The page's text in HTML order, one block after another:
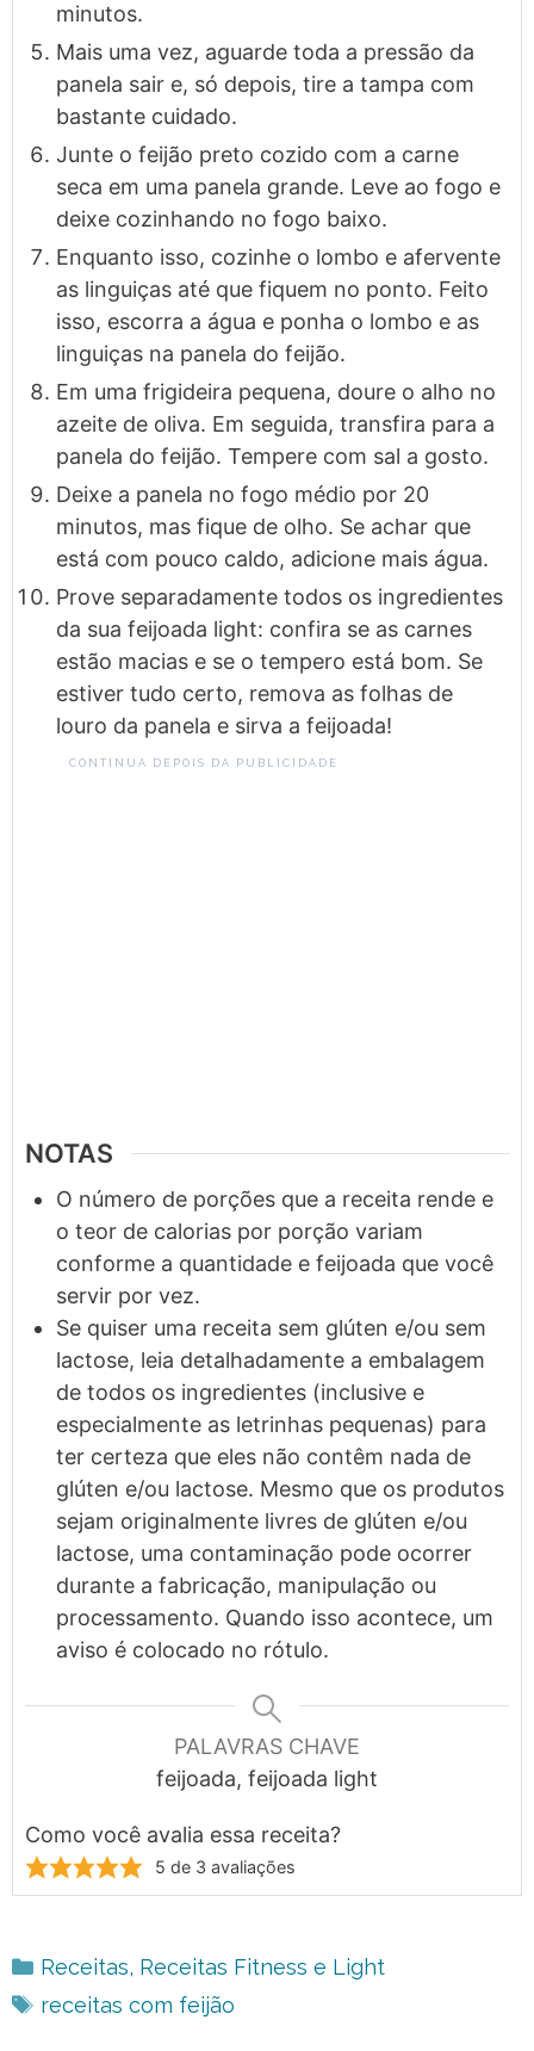
minutos.
Mais uma vez, aguarde toda a pressão da
panela sair e, só depois, tire a tampa com
bastante cuidado.
Junte o feijão preto cozido com a carne
seca em uma panela grande. Leve ao fogo e
deixe cozinhando no fogo baixo.
Enquanto isso, cozinhe o lombo e afervente
as linguiças até que fiquem no ponto. Feito
isso, escorra a água e ponha o lombo e as
linguiças na panela do feijão.
Em uma frigideira pequena, doure o alho no
azeite de oliva. Em seguida, transfira para a
panela do feijão. Tempere com sal a gosto.
Deixe a panela no fogo médio por 20
minutos, mas fique de olho. Se achar que
está com pouco caldo, adicione mais água.
Prove separadamente todos os ingredientes
da sua feijoada light: confira se as carnes
estão macias e se o tempero está bom. Se
estiver tudo certo, remova as folhas de
louro da panela e sirva a feijoada!
CONTINUA DEPOIS DA PUBLICIDADE
NOTAS
O número de porções que a receita rende e
o teor de calorias por porção variam
conforme a quantidade e feijoada que você
servir por vez.
Se quiser uma receita sem glúten e/ou sem
lactose, leia detalhadamente a embalagem
de todos os ingredientes (inclusive e
especialmente as letrinhas pequenas) para
ter certeza que eles não contêm nada de
glúten e/ou lactose. Mesmo que os produtos
sejam originalmente livres de glúten e/ou
lactose, uma contaminação pode ocorrer
durante a fabricação, manipulação ou
processamento. Quando isso acontece, um
aviso é colocado no rótulo.
PALAVRAS CHAVE
feijoada, feijoada light
Como você avalia essa receita?
5 de 3 avaliações
Categorias
Receitas, Receitas Fitness e Light
Tags
receitas com feijão